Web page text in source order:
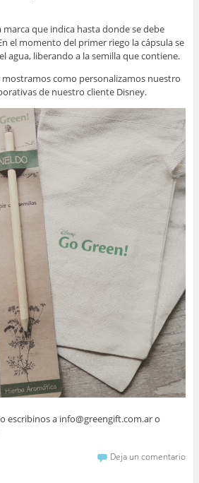
marca que indica hasta donde se debe
el momento del primer riego la cápsula se
agua, liberando a la semilla que contiene.
mostramos como personalizamos nuestro
de nuestro cliente Disney.
escribinos a info@greengift.com.ar o
Deja un comentario